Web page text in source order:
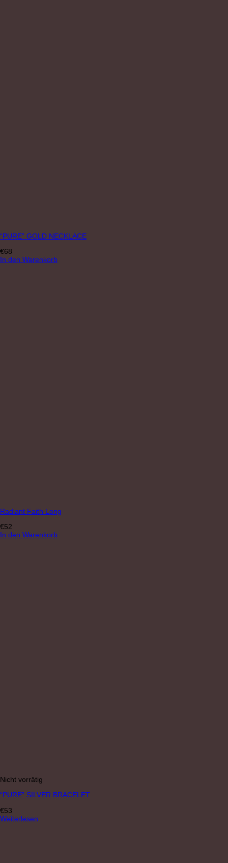
“PURE” GOLD NECKLACE
€68
In den Warenkorb
Radiant Faith Long
€52
In den Warenkorb
Nicht vorrätig
“PURE” SILVER BRACELET
€53
Weiterlesen